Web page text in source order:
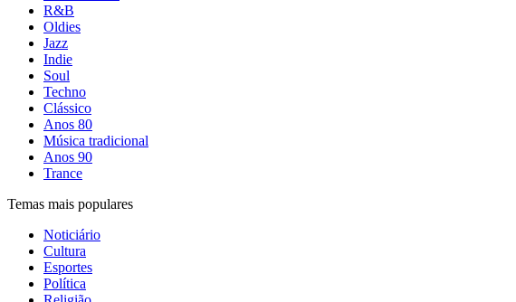
R&B
Oldies
Jazz
Indie
Soul
Techno
Clássico
Anos 80
Música tradicional
Anos 90
Trance
Temas mais populares
Noticiário
Cultura
Esportes
Política